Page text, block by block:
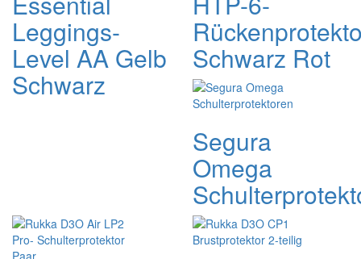
Leggings-
Level AA Gelb
Schwarz
Schwarz Rot
Segura
Omega